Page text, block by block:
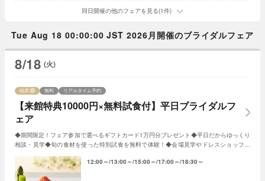
同日開催の他のフェアを見る(1件)
Tue Aug 18 00:00:00 JST 2026月開催のブライダルフェア
8/18 (火)
【来館特典10000円×無料試食付】平日ブライダルフ
ェア
残席 無料 リアルタイム予約
◆期間限定！フェア参加で選べるギフトカード1万円分プレゼント◆平日だからゆっくり
相談・見学◆旬の食材を使った特別試食を無料で体験！◆会場見学やドレスショップ見
12:00～ 13:00～ 15:00～ 17:00～ 18:30～